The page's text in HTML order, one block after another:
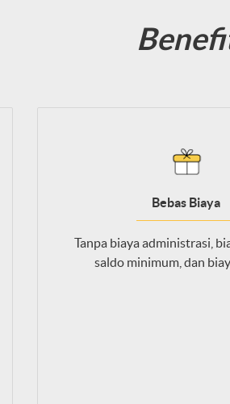
Bebas Biaya
Tanpa biaya administrasi,
saldo minimum, dan